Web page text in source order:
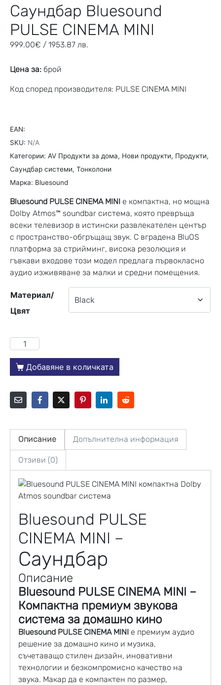
Саундбар Bluesound
PULSE CINEMA MINI
999.00€ / 1953.87 лв.
Цена за: брой
Код според производителя: PULSE CINEMA MINI
EAN:
SKU: N/A
Категории: AV Продукти за дома, Нови продукти, Продукти,
Саундбар системи, Тонколони
Марка: Bluesound
Bluesound PULSE CINEMA MINI е компактна, но мощна
Dolby Atmos™ soundbar система, която превръща
всеки телевизор в истински развлекателен център
с пространство-обгръщащ звук. С вградена BluOS
платформа за стрийминг, висока резолюция и
гъвкави входове този модел предлага първокласно
аудио изживяване за малки и средни помещения.
Материал/
Цвят
Добавяне в количката
Описание Допълнителна информация
Отзиви (0)
Bluesound PULSE
CINEMA MINI –
Саундбар
Описание
Bluesound PULSE CINEMA MINI –
Компактна премиум звукова
система за домашно кино
Bluesound PULSE CINEMA MINI е премиум аудио
решение за домашно кино и музика,
съчетаващо стилен дизайн, иновативни
технологии и безкомпромисно качество на
звука. Макар да е компактен по размер,